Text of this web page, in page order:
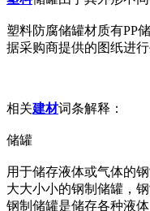
塑料防腐储罐材质有PP
据采购商提供的图纸进行
相关建材词条解释：
储罐
用于储存液体或气体的
大大小小的钢制储罐，
钢制储罐是储存各种液